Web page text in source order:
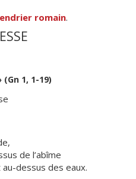
romain.
1, 1-19)
de l’abîme
dessus des eaux.